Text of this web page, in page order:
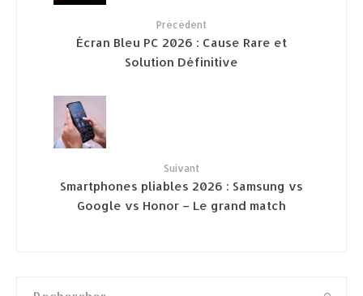
Précédent
Écran Bleu PC 2026 : Cause Rare et
Solution Définitive
Suivant
Smartphones pliables 2026 : Samsung vs
Google vs Honor – Le grand match